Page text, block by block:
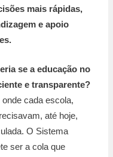
mais rápidas,
e apoio
se a educação no
e transparente?
cada escola,
até hoje,
O Sistema
ser a cola que